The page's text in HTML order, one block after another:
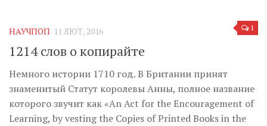
Inter/antinational
1
НАУЧПОП 11 ЛЮТ, 2016
1214 слов о копирайте
Немного истории 1710 год. В Британии принят
знаменитый Статут королевы Анны, полное название
которого звучит как «An Act for the Encouragement of
Learning, by vesting the Copies of Printed Books in the